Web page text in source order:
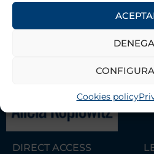
Cookies policy
DIRECT ACCESS